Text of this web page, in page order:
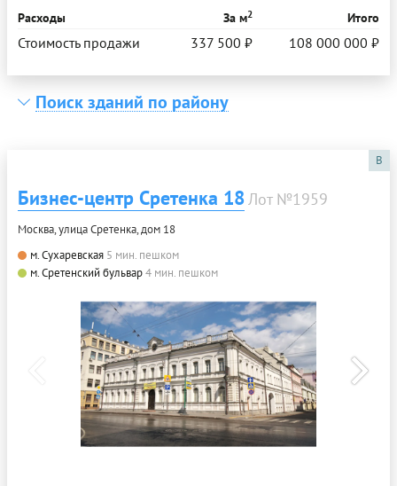
Расходы За м2 Итого
Стоимость продажи 337 500 ₽ 108 000 000 ₽
Поиск зданий по району
B
Бизнес-центр Сретенка 18Лот №1959
Москва, улица Сретенка, дом 18
м. Сухаревская 5 мин. пешком
м. Сретенский бульвар4 мин. пешком